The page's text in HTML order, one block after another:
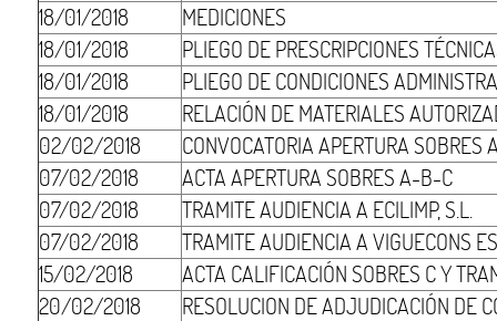
18/01/2018
MEDICIONES
18/01/2018
PLIEGO DE PRESCRIPCIONES
18/01/2018
PLIEGO DE CONDICIONES
18/01/2018
RELACIÓN DE MATERIALES
02/02/2018
CONVOCATORIA APERTURA SOBRES
07/02/2018
ACTA APERTURA SOBRES A-B-C
07/02/2018
TRAMITE AUDIENCIA A ECILIMP, S.L.
07/02/2018
TRAMITE AUDIENCIA A VIGUECONS
15/02/2018
ACTA CALIFICACIÓN SOBRES C Y
20/02/2018
RESOLUCION DE ADJUDICACIÓN DE